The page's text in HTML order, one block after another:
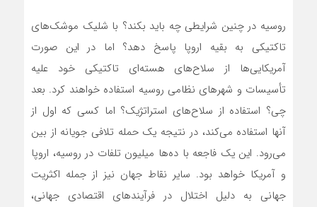
روسیه در چنین شرایطی چه باید بکند؟ با شلیک موشک‌های
تاکتیکی به بقیه اروپا پاسخ دهد؟ اما در این صورت
آمریکایی‌ها از سلاح‌های هسته‌‌ای تاکتیکی خود علیه
تأسیسات و شهرهای نظامی روسیه استفاده خواهند کرد. بعد
چی؟ استفاده از سلاح‌های استراتژیک؟ اما کسی که اول از
آنها استفاده‌ می‌کند، در نتیجه یک حمله تلافی جویانه‌ از بین
می‌رود. این یک فاجعه با ده‌ها میلیون تلفات در روسیه، اروپا
و آمریکا خواهد بود. سایر نقاط جهان نیز از جمله اکثریت
جهانی به دلیل اختلال در فرآیندهای اقتصادی جهانی،